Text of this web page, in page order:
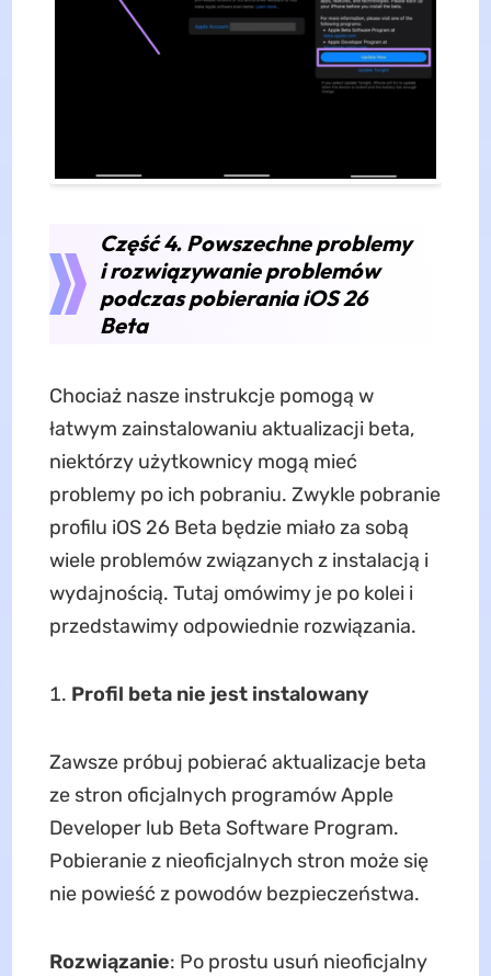
Część 4. Powszechne problemy
i rozwiązywanie problemów
podczas pobierania iOS 26
Beta
Chociaż nasze instrukcje pomogą w
łatwym zainstalowaniu aktualizacji beta,
niektórzy użytkownicy mogą mieć
problemy po ich pobraniu. Zwykle pobranie
profilu iOS 26 Beta będzie miało za sobą
wiele problemów związanych z instalacją i
wydajnością. Tutaj omówimy je po kolei i
przedstawimy odpowiednie rozwiązania.
Profil beta nie jest instalowany
Zawsze próbuj pobierać aktualizacje beta
ze stron oficjalnych programów Apple
Developer lub Beta Software Program.
Pobieranie z nieoficjalnych stron może się
nie powieść z powodów bezpieczeństwa.
Rozwiązanie: Po prostu usuń nieoficjalny